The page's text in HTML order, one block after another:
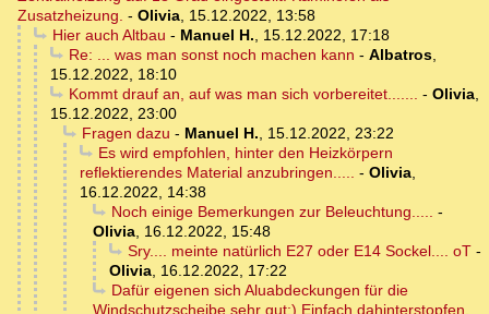
Zusatzheizung. - Olivia, 15.12.2022, 13:58
Hier auch Altbau - Manuel H., 15.12.2022, 17:18
Re: ... was man sonst noch machen kann - Albatros,
15.12.2022, 18:10
Kommt drauf an, auf was man sich vorbereitet....... - Olivia,
15.12.2022, 23:00
Fragen dazu - Manuel H., 15.12.2022, 23:22
Es wird empfohlen, hinter den Heizkörpern
reflektierendes Material anzubringen..... - Olivia,
16.12.2022, 14:38
Noch einige Bemerkungen zur Beleuchtung..... -
Olivia, 16.12.2022, 15:48
Sry.... meinte natürlich E27 oder E14 Sockel.... oT-
Olivia, 16.12.2022, 17:22
Dafür eigenen sich Aluabdeckungen für die
Windschutzscheibe sehr gut:) Einfach dahinterstopfen.